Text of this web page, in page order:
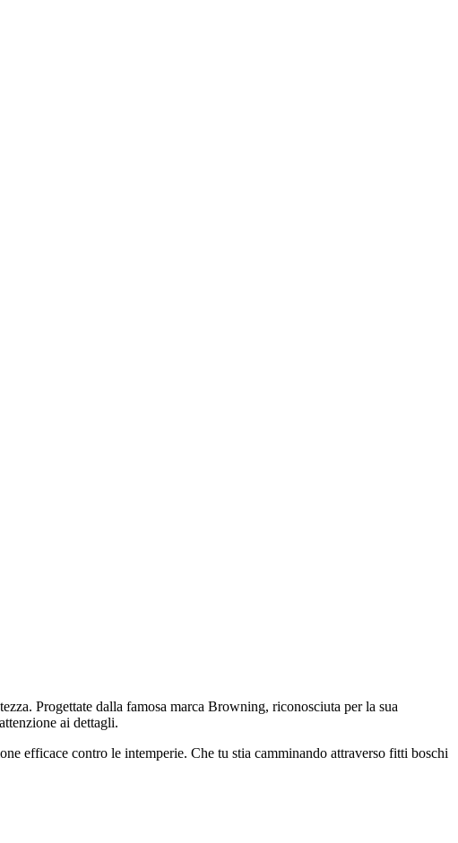
Progettate dalla famosa marca Browning, riconosciuta per la sua
ai dettagli.
efficace contro le intemperie. Che tu stia camminando attraverso fitti boschi